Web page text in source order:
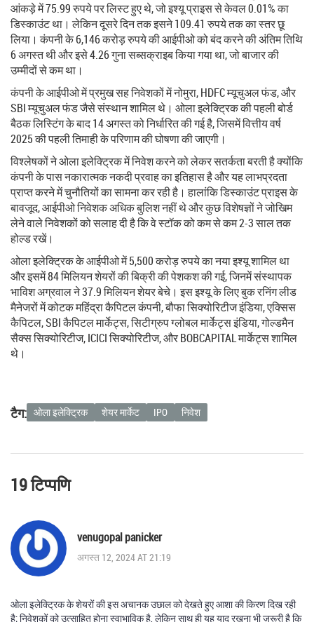
आंकड़े में 75.99 रुपये पर लिस्ट हुए थे, जो इश्यू प्राइस से केवल 0.01% का
डिस्काउंट था। लेकिन दूसरे दिन तक इसने 109.41 रुपये तक का स्तर छू
लिया। कंपनी के 6,146 करोड़ रुपये की आईपीओ को बंद करने की अंतिम तिथि
6 अगस्त थी और इसे 4.26 गुना सब्सक्राइब किया गया था, जो बाजार की
उम्मीदों से कम था।
कंपनी के आईपीओ में प्रमुख सह निवेशकों में नोमुरा, HDFC म्यूचुअल फंड, और
SBI म्यूचुअल फंड जैसे संस्थान शामिल थे। ओला इलेक्ट्रिक की पहली बोर्ड
बैठक लिस्टिंग के बाद 14 अगस्त को निर्धारित की गई है, जिसमें वित्तीय वर्ष
2025 की पहली तिमाही के परिणाम की घोषणा की जाएगी।
विश्लेषकों ने ओला इलेक्ट्रिक में निवेश करने को लेकर सतर्कता बरती है क्योंकि
कंपनी के पास नकारात्मक नकदी प्रवाह का इतिहास है और यह लाभप्रदता
प्राप्त करने में चुनौतियों का सामना कर रही है। हालांकि डिस्काउंट प्राइस के
बावजूद, आईपीओ निवेशक अधिक बुलिश नहीं थे और कुछ विशेषज्ञों ने जोखिम
लेने वाले निवेशकों को सलाह दी है कि वे स्टॉक को कम से कम 2-3 साल तक
होल्ड रखें।
ओला इलेक्ट्रिक के आईपीओ में 5,500 करोड़ रुपये का नया इश्यू शामिल था
और इसमें 84 मिलियन शेयरों की बिक्री की पेशकश की गई, जिनमें संस्थापक
भाविश अग्रवाल ने 37.9 मिलियन शेयर बेचे। इस इश्यू के लिए बुक रनिंग लीड
मैनेजरों में कोटक महिंद्रा कैपिटल कंपनी, बौफा सिक्योरिटीज इंडिया, एक्सिस
कैपिटल, SBI कैपिटल मार्केट्स, सिटीग्रुप ग्लोबल मार्केट्स इंडिया, गोल्डमैन
सैक्स सिक्योरिटीज, ICICI सिक्योरिटीज, और BOBCAPITAL मार्केट्स शामिल
थे।
टैग: ओला इलेक्ट्रिक शेयर मार्केट IPO निवेश
19 टिप्पणि
venugopal panicker
अगस्त 12, 2024 AT 21:19
ओला इलेक्ट्रिक के शेयरों की इस अचानक उछाल को देखते हुए आशा की किरण दिख रही
है; निवेशकों को उत्साहित होना स्वाभाविक है, लेकिन साथ ही यह याद रखना भी ज़रूरी है कि